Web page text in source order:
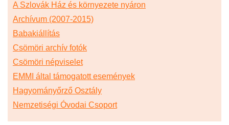
A Szlovák Ház és környezete nyáron
Archívum (2007-2015)
Babakiállítás
Csömöri archív fotók
Csömöri népviselet
EMMI által támogatott események
Hagyományőrző Osztály
Nemzetiségi Óvodai Csoport